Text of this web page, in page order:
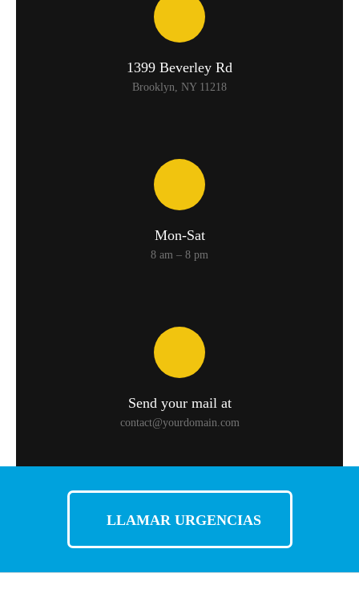
1399 Beverley Rd
Brooklyn, NY 11218
Mon-Sat
8 am – 8 pm
Send your mail at
contact@yourdomain.com
LLAMAR URGENCIAS